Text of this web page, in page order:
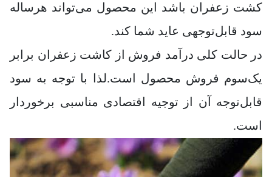
کشت زعفران باشد این محصول می‌تواند هرساله
سود قابل‌توجهی عاید شما کند.
در حالت کلی درآمد فروش از کاشت زعفران برابر
یک‌سوم فروش محصول است.لذا با توجه به سود
قابل‌توجه آن از توجیه اقتصادی مناسبی برخوردار
است.